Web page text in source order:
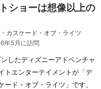
ショーは想像以上の
カスケード・オブ・ライツ
年5月に訪問
したディズニーアドベンチャ
トエンターテイメントが「デ
ード・オブ・ライツ」です。